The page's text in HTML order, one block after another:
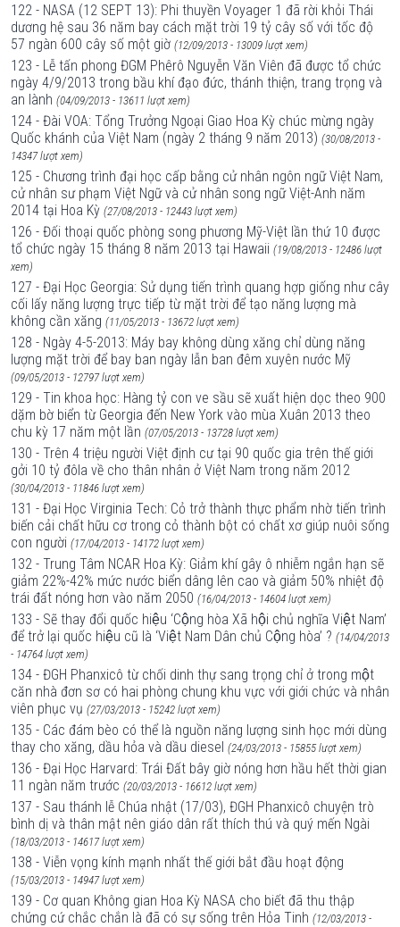
122 - NASA (12 SEPT 13): Phi thuyền Voyager 1 đã rời khỏi Thái
dương hệ sau 36 năm bay cách mặt trời 19 tỷ cây số với tốc độ
57 ngàn 600 cây số một giờ (12/09/2013 - 13009 lượt xem)
123 - Lễ tấn phong ĐGM Phêrô Nguyễn Văn Viên đã được tổ chức
ngày 4/9/2013 trong bầu khí đạo đức, thánh thiện, trang trọng và
an lành (04/09/2013 - 13611 lượt xem)
124 - Đài VOA: Tổng Trưởng Ngoại Giao Hoa Kỳ chúc mừng ngày
Quốc khánh của Việt Nam (ngày 2 tháng 9 năm 2013) (30/08/2013 -
14347 lượt xem)
125 - Chương trình đại học cấp bằng cử nhân ngôn ngữ Việt Nam,
cử nhân sư phạm Việt Ngữ và cử nhân song ngữ Việt-Anh năm
2014 tại Hoa Kỳ (27/08/2013 - 12443 lượt xem)
126 - Đối thoại quốc phòng song phương Mỹ-Việt lần thứ 10 được
tổ chức ngày 15 tháng 8 năm 2013 tại Hawaii (19/08/2013 - 12486 lượt
xem)
127 - Đại Học Georgia: Sử dụng tiến trình quang hợp giống như cây
cối lấy năng lượng trực tiếp từ mặt trời để tạo năng lượng mà
không cần xăng (11/05/2013 - 13672 lượt xem)
128 - Ngày 4-5-2013: Máy bay không dùng xăng chỉ dùng năng
lượng mặt trời để bay ban ngày lẫn ban đêm xuyên nước Mỹ
(09/05/2013 - 12797 lượt xem)
129 - Tin khoa học: Hàng tỷ con ve sầu sẽ xuất hiện dọc theo 900
dặm bờ biển từ Georgia đến New York vào mùa Xuân 2013 theo
chu kỳ 17 năm một lần (07/05/2013 - 13728 lượt xem)
130 - Trên 4 triệu người Việt định cư tại 90 quốc gia trên thế giới
gởi 10 tỷ đôla về cho thân nhân ở Việt Nam trong năm 2012
(30/04/2013 - 11846 lượt xem)
131 - Đại Học Virginia Tech: Cỏ trở thành thực phẩm nhờ tiến trình
biến cải chất hữu cơ trong cỏ thành bột có chất xơ giúp nuôi sống
con người (17/04/2013 - 14172 lượt xem)
132 - Trung Tâm NCAR Hoa Kỳ: Giảm khí gây ô nhiễm ngắn hạn sẽ
giảm 22%-42% mức nước biển dâng lên cao và giảm 50% nhiệt độ
trái đất nóng hơn vào năm 2050 (16/04/2013 - 14604 lượt xem)
133 - Sẽ thay đổi quốc hiệu ‘Cộng hòa Xã hội chủ nghĩa Việt Nam’
để trở lại quốc hiệu cũ là ‘Việt Nam Dân chủ Cộng hòa’ ? (14/04/2013
- 14764 lượt xem)
134 - ĐGH Phanxicô từ chối dinh thự sang trọng chỉ ở trong một
căn nhà đơn sơ có hai phòng chung khu vực với giới chức và nhân
viên phục vụ (27/03/2013 - 15242 lượt xem)
135 - Các đám bèo có thể là nguồn năng lượng sinh học mới dùng
thay cho xăng, dầu hỏa và dầu diesel (24/03/2013 - 15855 lượt xem)
136 - Đại Học Harvard: Trái Đất bây giờ nóng hơn hầu hết thời gian
11 ngàn năm trước (20/03/2013 - 16612 lượt xem)
137 - Sau thánh lễ Chúa nhật (17/03), ĐGH Phanxicô chuyện trò
bình dị và thân mật nên giáo dân rất thích thú và quý mến Ngài
(18/03/2013 - 14617 lượt xem)
138 - Viễn vọng kính mạnh nhất thế giới bắt đầu hoạt động
(15/03/2013 - 14947 lượt xem)
139 - Cơ quan Không gian Hoa Kỳ NASA cho biết đã thu thập
chứng cứ chắc chắn là đã có sự sống trên Hỏa Tinh (12/03/2013 -